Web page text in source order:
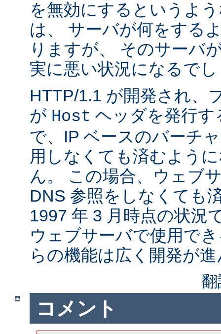
を無効にするというよ
は、 サーバが何をする
りますが、 そのサーバ
実に悪い状況になるで
HTTP/1.1 が開発され、
が Host ヘッダを発行
で、IP ベースのバーチ
用しなくても済むよう
ん。 この場合、ウェブ
DNS 参照をしなくても
1997 年 3 月時点の状況
ウェブサーバで使用で
らの機能は広く開発が
コメント